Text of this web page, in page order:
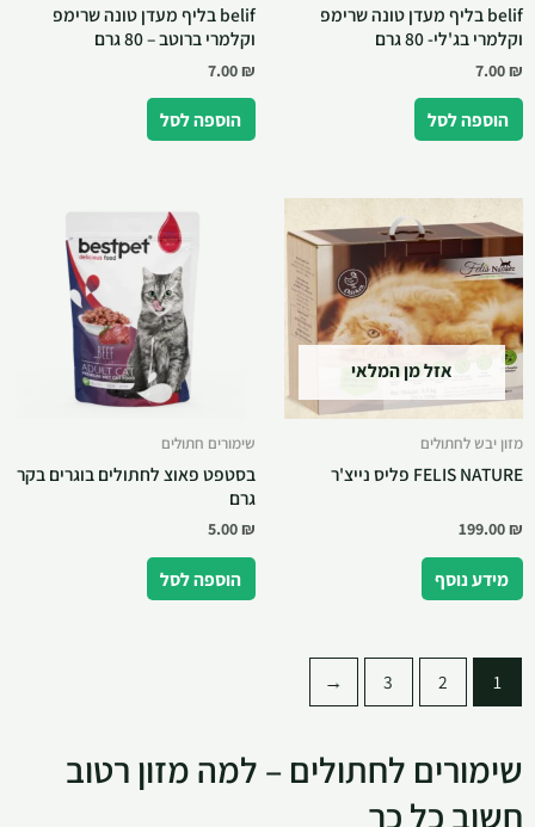
belif בליף מעדן טונה שרימפ
וקלמרי בג'לי- 80 גרם
7.00₪
הוספה לסל
belif בליף מעדן טונה שרימפ
וקלמרי ברוטב – 80 גרם
7.00₪
הוספה לסל
אזל מן המלאי
מזון יבש לחתולים
FELIS NATURE פליס נייצ'ר
199.00₪
מידע נוסף
שימורים חתולים
בסטפט פאוצ לחתולים בוגרים בקר
גרם
5.00₪
הוספה לסל
1
2
3
←
שימורים לחתולים – למה מזון רטוב
חשוב כל כך